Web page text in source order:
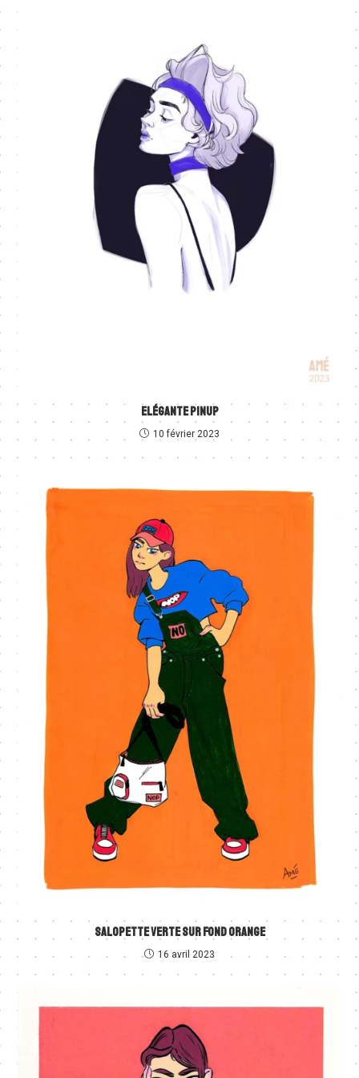
ELÉGANTE PINUP
10 février 2023
SALOPETTE VERTE SUR FOND ORANGE
16 avril 2023